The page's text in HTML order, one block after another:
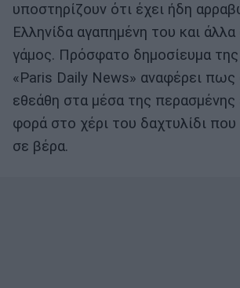
υποστηρίζουν ότι έχει ήδη
Ελληνίδα αγαπημένη του και άλλα
γάμος. Πρόσφατο δημοσίευμα
«Paris Daily News» αναφέρει
εθεάθη στα μέσα της
φορά στο χέρι του δαχτυλίδι
σε βέρα.